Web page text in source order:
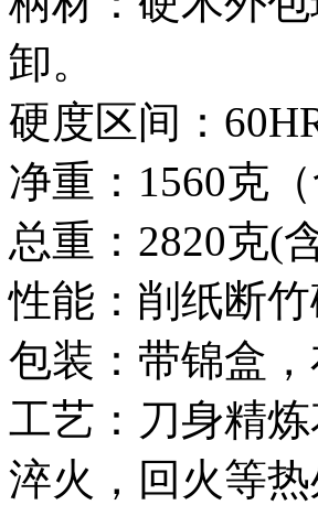
卸。
硬度区间：
净重：1560克（
总重：2820克(
性能：削纸断
包装：带锦盒，
工艺：刀身精
淬火，回火等